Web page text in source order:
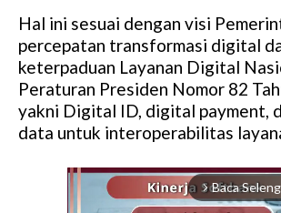
Hal ini sesuai dengan visi
percepatan transformasi digital
keterpaduan Layanan Digital
Peraturan Presiden Nomor 82
yakni Digital ID, digital payment,
data untuk interoperabilitas
arrow_forward_ios Baca